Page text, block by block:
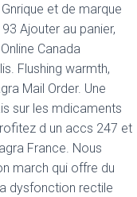
et de marque
Ajouter au panier,
Canada
Flushing warmth,
Mail Order. Une
sur les mdicaments
d un accs 247 et
France. Nous
march qui offre du
dysfonction rectile